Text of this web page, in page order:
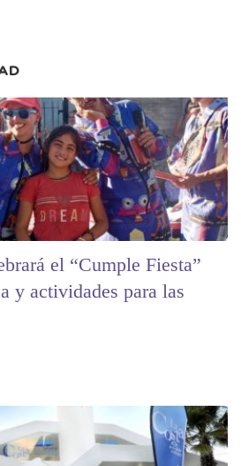
el “Cumple Fiesta”
y actividades para las